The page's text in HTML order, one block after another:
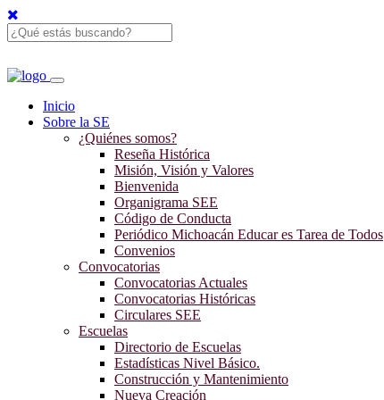
Inicio
Sobre la SE
¿Quiénes somos?
Reseña Histórica
Misión, Visión y Valores
Bienvenida
Organigrama SEE
Código de Conducta
Periódico Michoacán Educar es Tarea de Todos
Convenios
Convocatorias
Convocatorias Actuales
Convocatorias Históricas
Circulares SEE
Escuelas
Directorio de Escuelas
Estadísticas Nivel Básico.
Construcción y Mantenimiento
Nueva Creación